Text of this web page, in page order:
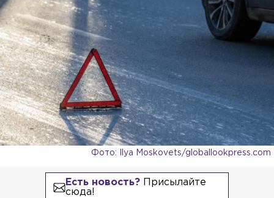
Фото: Ilya Moskovets/globallookpress.com
Есть новость?Присылайте
сюда!